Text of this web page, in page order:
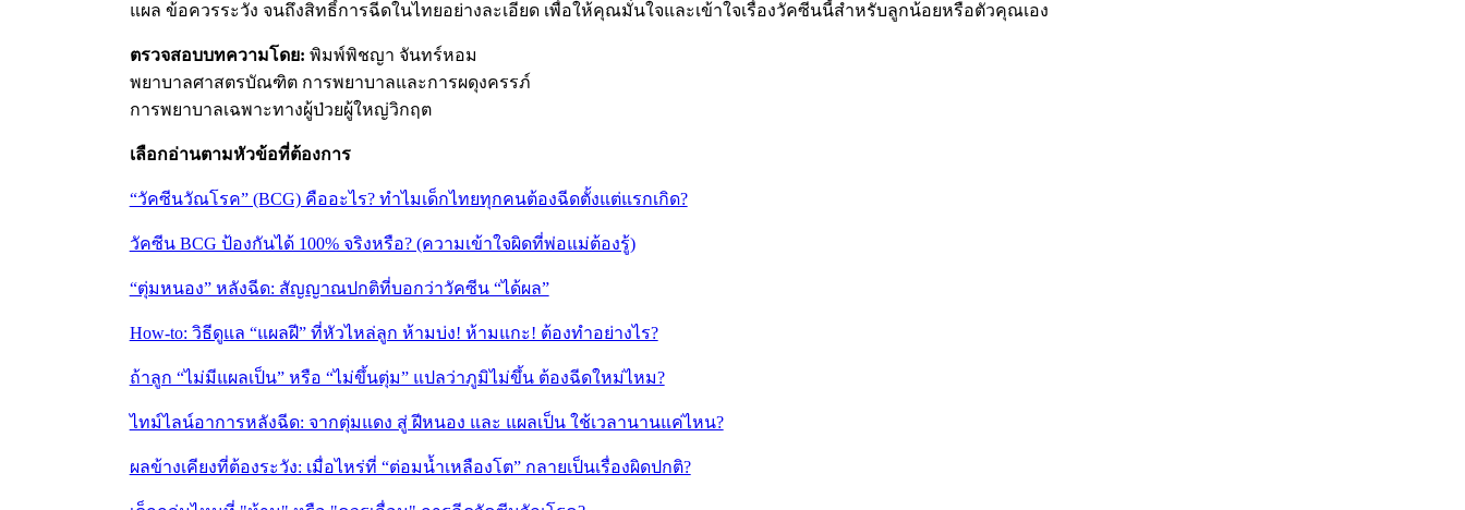
แผล ข้อควรระวัง จนถึงสิทธิ์การฉีดในไทยอย่างละเอียด เพื่อให้คุณมั่นใจและเข้าใจเรื่องวัคซีนนี้สำหรับลูกน้อยหรือตัวคุณเอง
ตรวจสอบบทความโดย: พิมพ์พิชญา จันทร์หอม
พยาบาลศาสตรบัณฑิต การพยาบาลและการผดุงครรภ์
การพยาบาลเฉพาะทางผู้ป่วยผู้ใหญ่วิกฤต
เลือกอ่านตามหัวข้อที่ต้องการ
“วัคซีนวัณโรค” (BCG) คืออะไร? ทำไมเด็กไทยทุกคนต้องฉีดตั้งแต่แรกเกิด?
วัคซีน BCG ป้องกันได้ 100% จริงหรือ? (ความเข้าใจผิดที่พ่อแม่ต้องรู้)
“ตุ่มหนอง” หลังฉีด: สัญญาณปกติที่บอกว่าวัคซีน “ได้ผล”
How-to: วิธีดูแล “แผลฝี” ที่หัวไหล่ลูก ห้ามบ่ง! ห้ามแกะ! ต้องทำอย่างไร?
ถ้าลูก “ไม่มีแผลเป็น” หรือ “ไม่ขึ้นตุ่ม” แปลว่าภูมิไม่ขึ้น ต้องฉีดใหม่ไหม?
ไทม์ไลน์อาการหลังฉีด: จากตุ่มแดง สู่ ฝีหนอง และ แผลเป็น ใช้เวลานานแค่ไหน?
ผลข้างเคียงที่ต้องระวัง: เมื่อไหร่ที่ “ต่อมน้ำเหลืองโต” กลายเป็นเรื่องผิดปกติ?